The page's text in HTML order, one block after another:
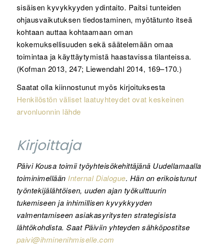
sisäisen kyvykkyyden ydintaito. Paitsi tunteiden
ohjausvaikutuksen tiedostaminen, myötätunto itseä
kohtaan auttaa kohtaamaan oman
kokemuksellisuuden sekä säätelemään omaa
toimintaa ja käyttäytymistä haastavissa tilanteissa.
(Kofman 2013, 247; Liewendahl 2014, 169–170.)
Saatat olla kiinnostunut myös kirjoituksesta
Henkilöstön väliset laatuyhteydet ovat keskeinen
arvonluonnin lähde
Kirjoittaja
Päivi Kousa toimii työyhteisökehittäjänä Uudellamaalla
toiminimellään Internal Dialogue. Hän on erikoistunut
työntekijälähtöisen, uuden ajan työkulttuurin
tukemiseen ja inhimillisen kyvykkyyden
valmentamiseen asiakasyritysten strategisista
lähtökohdista. Saat Päiviin yhteyden sähköpostitse
paivi@ihminenihmiselle.com